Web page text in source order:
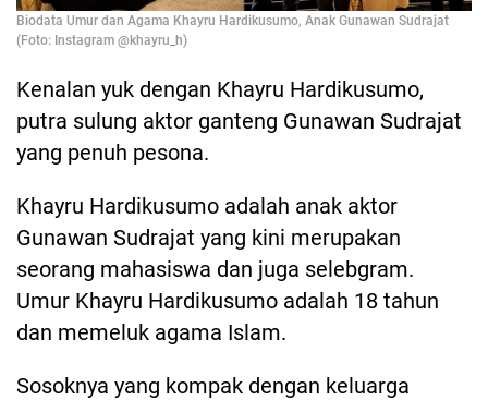
Biodata Umur dan Agama Khayru Hardikusumo, Anak Gunawan Sudrajat
(Foto: Instagram @khayru_h)
Kenalan yuk dengan Khayru Hardikusumo,
putra sulung aktor ganteng Gunawan Sudrajat
yang penuh pesona.
Khayru Hardikusumo adalah anak aktor
Gunawan Sudrajat yang kini merupakan
seorang mahasiswa dan juga selebgram.
Umur Khayru Hardikusumo adalah 18 tahun
dan memeluk agama Islam.
Sosoknya yang kompak dengan keluarga